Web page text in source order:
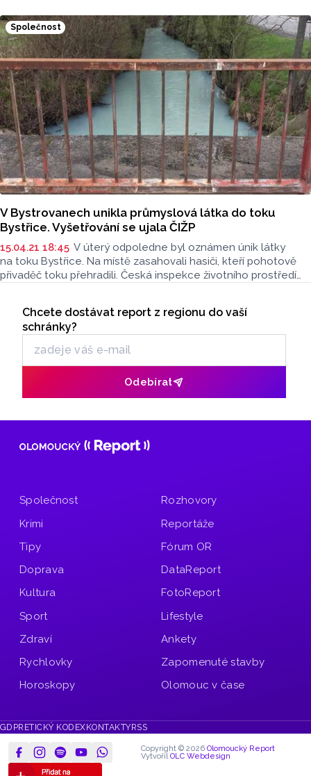
hydrometeorologický ústav (ČHMÚ). V dnes aktualizované
výstraze rovněž upravil oblast, ve které hrozí velmi
vydatný déšť. Silně by mělo pršet zejména na horách
na severovýchodě Česka a části Českomoravské vrchoviny.
Společnost
V Bystrovanech unikla průmyslová látka do toku
Bystřice. Vyšetřování se ujala ČIŽP
15.04.21 18:45 V úterý odpoledne byl oznámen únik látky
na toku Bystřice. Na místě zasahovali hasiči, kteří pohotově
přivaděč toku přehradili. Česká inspekce životního prostředí
Odběr newsletteru
Chcete dostávat report z regionu do vaší
schránky?
Odebírat
Společnost
Krimi
Tipy
Doprava
Kultura
Sport
Zdraví
Rychlovky
Horoskopy
Rozhovory
Reportáže
Fórum OR
DataReport
FotoReport
Lifestyle
Ankety
Zapomenuté stavby
Olomouc v čase
GDPR ETICKÝ KODEXKONTAKTYRSS
Copyright © 2026 Olomoucký Report
Vytvořil OLC Webdesign